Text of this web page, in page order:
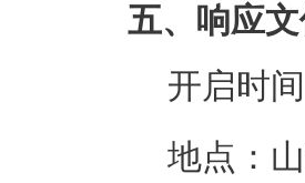
五、响应
开启时间
地点：